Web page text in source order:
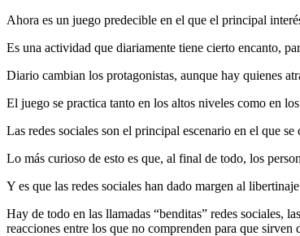
Ahora es un juego predecible en el que el principal
Es una actividad que diariamente tiene cierto encanto,
Diario cambian los protagonistas, aunque hay quienes
El juego se practica tanto en los altos niveles como en
Las redes sociales son el principal escenario en el que
Lo más curioso de esto es que, al final de todo, los
Y es que las redes sociales han dado margen al
Hay de todo en las llamadas “benditas” redes sociales,
reacciones entre los que no comprenden para que sirven